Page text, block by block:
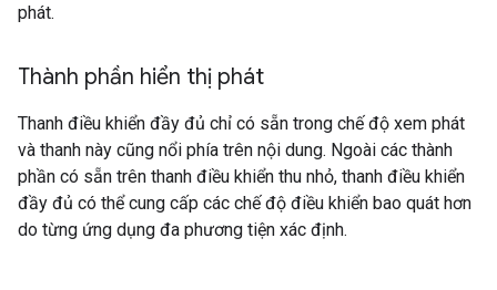
phát.
Thành phần hiển thị phát
Thanh điều khiển đầy đủ chỉ có sẵn trong chế độ xem phát
và thanh này cũng nổi phía trên nội dung. Ngoài các thành
phần có sẵn trên thanh điều khiển thu nhỏ, thanh điều khiển
đầy đủ có thể cung cấp các chế độ điều khiển bao quát hơn
do từng ứng dụng đa phương tiện xác định.